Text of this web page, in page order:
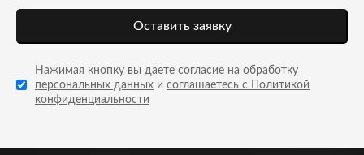
Оставить заявку
Нажимая кнопку вы даете согласие на обработку
персональных данных и соглашаетесь с Политикой
конфиденциальности